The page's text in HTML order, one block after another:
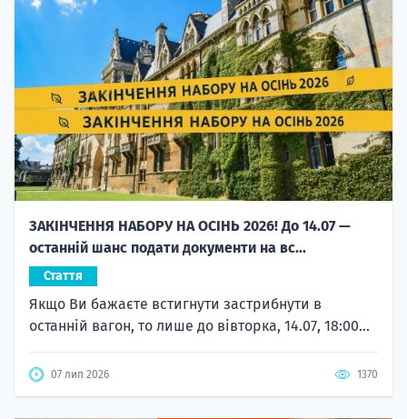
ЗАКІНЧЕННЯ НАБОРУ НА ОСІНЬ 2026! До 14.07 —
останній шанс подати документи на вс...
Стаття
Якщо Ви бажаєте встигнути застрибнути в
останній вагон, то лише до вівторка, 14.07, 18:00...
07 лип 2026 1370